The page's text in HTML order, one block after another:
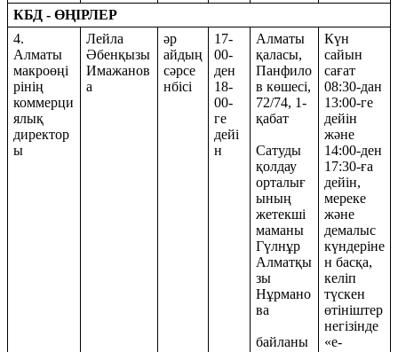
КБД - ӨҢІРЛЕР
4.
Алматы
макроөңі
рінің
коммерци
ялық
директор
ы
Лейла
Әбенқызы
Имажанов
а
әр
айдың
сәрсе
нбісі
17-
00-
ден
18-
00-
ге
дейі
н
Алматы
қаласы,
Панфило
в көшесі,
72/74, 1-
қабат
Сатуды
қолдау
орталығ
ының
жетекші
маманы
Гүлнұр
Алматқы
зы
Нұрмано
ва
байланы
Күн
сайын
сағат
08:30-дан
13:00-ге
дейін
және
14:00-ден
17:30-ға
дейін,
мереке
және
демалыс
күндеріне
н басқа,
келіп
түскен
өтініштер
негізінде
«e-